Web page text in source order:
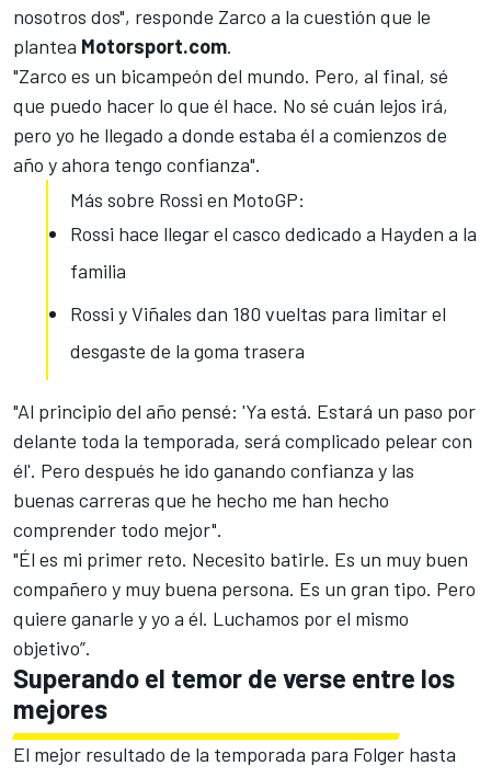
nosotros dos", responde Zarco a la cuestión que le
plantea Motorsport.com.
"Zarco es un bicampeón del mundo. Pero, al final, sé
que puedo hacer lo que él hace. No sé cuán lejos irá,
pero yo he llegado a donde estaba él a comienzos de
año y ahora tengo confianza".
Más sobre Rossi en MotoGP:
Rossi hace llegar el casco dedicado a Hayden a la
familia
Rossi y Viñales dan 180 vueltas para limitar el
desgaste de la goma trasera
"Al principio del año pensé: 'Ya está. Estará un paso por
delante toda la temporada, será complicado pelear con
él'. Pero después he ido ganando confianza y las
buenas carreras que he hecho me han hecho
comprender todo mejor".
"Él es mi primer reto. Necesito batirle. Es un muy buen
compañero y muy buena persona. Es un gran tipo. Pero
quiere ganarle y yo a él. Luchamos por el mismo
objetivo”.
Superando el temor de verse entre los
mejores
El mejor resultado de la temporada para Folger hasta